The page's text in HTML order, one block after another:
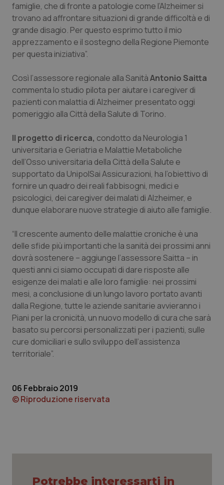
Basilicata
Calabria
Emilia-Romagna
Friuli Venezia Giulia
Lazio
Liguria
Lombardia
Molise
Piemonte
Provincia Autonoma di Bolzano
Provincia Autonoma di Trento
Puglia
Sardegna
Artrite & artrosi
Asma & BPCO
Colesterolo & coronaropatie
Dermatite Atopica
Diabete & glucometri
Disturbi dell’umore
Dolore
Epatiti
HIV
Infezioni & Febbre
Ipertensione & Scompenso
Malattie rare
Malattia di Crohn & Rettocolite Ulcerosa
QS Club Newsletter
famiglie, che di fronte a patologie come l’Alzheimer si
trovano ad affrontare situazioni di grande difficoltà e di
grande disagio. Per questo esprimo tutto il mio
apprezzamento e il sostegno della Regione Piemonte
per questa iniziativa”.
Così l’assessore regionale alla SanitàAntonio Saitta
commenta lo studio pilota per aiutare i caregiver di
pazienti con malattia di Alzheimer presentato oggi
pomeriggio alla Città della Salute di Torino.
Il progetto di ricerca, condotto da Neurologia 1
universitaria e Geriatria e Malattie Metaboliche
dell’Osso universitaria della Città della Salute e
supportato da UnipolSai Assicurazioni, ha l’obiettivo di
fornire un quadro dei reali fabbisogni, medici e
psicologici, dei caregiver dei malati di Alzheimer, e
dunque elaborare nuove strategie di aiuto alle famiglie.
“Il crescente aumento delle malattie croniche è una
delle sfide più importanti che la sanità dei prossimi anni
dovrà sostenere – aggiunge l’assessore Saitta – in
questi anni ci siamo occupati di dare risposte alle
esigenze dei malati e alle loro famiglie: nei prossimi
mesi, a conclusione di un lungo lavoro portato avanti
dalla Regione, tutte le aziende sanitarie avvieranno i
Piani per la cronicità, un nuovo modello di cura che sarà
basato su percorsi personalizzati per i pazienti, sulle
cure domiciliari e sullo sviluppo dell’assistenza
territoriale”.
06 Febbraio 2019
© Riproduzione riservata
Potrebbe interessarti in